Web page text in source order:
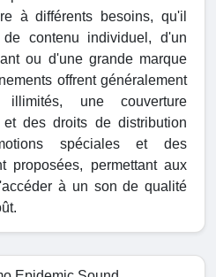
à différents besoins, qu'il
contenu individuel, d'un
ou d'une grande marque
offrent généralement
illimités, une couverture
des droits de distribution
spéciales et des
proposées, permettant aux
à un son de qualité